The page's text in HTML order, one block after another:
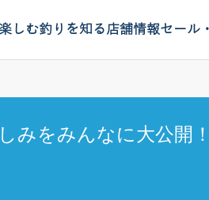
しむ釣りを知る店舗情報セール
みをみんなに大公開！